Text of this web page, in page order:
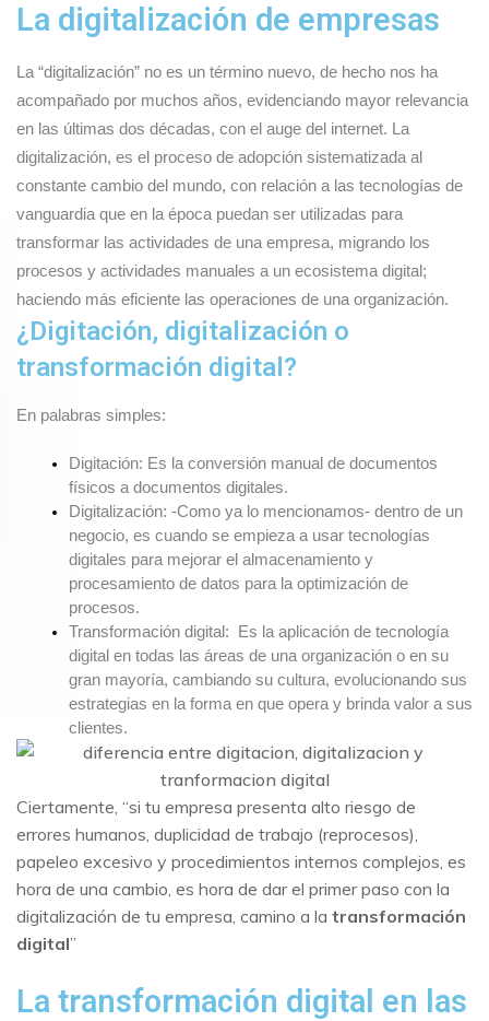
La digitalización de empresas
La “digitalización” no es un término nuevo, de hecho nos ha
acompañado por muchos años, evidenciando mayor relevancia
en las últimas dos décadas, con el auge del internet. La
digitalización, es el proceso de adopción sistematizada al
constante cambio del mundo, con relación a las tecnologías de
vanguardia que en la época puedan ser utilizadas para
transformar las actividades de una empresa, migrando los
procesos y actividades manuales a un ecosistema digital;
haciendo más eficiente las operaciones de una organización.
¿Digitación, digitalización o
transformación digital?
En palabras simples:
Digitación: Es la conversión manual de documentos
físicos a documentos digitales.
Digitalización: -Como ya lo mencionamos- dentro de un
negocio, es cuando se empieza a usar tecnologías
digitales para mejorar el almacenamiento y
procesamiento de datos para la optimización de
procesos.
Transformación digital:  Es la aplicación de tecnología
digital en todas las áreas de una organización o en su
gran mayoría, cambiando su cultura, evolucionando sus
estrategias en la forma en que opera y brinda valor a sus
clientes.
Ciertamente, “si tu empresa presenta alto riesgo de
errores humanos, duplicidad de trabajo (reprocesos),
papeleo excesivo y procedimientos internos complejos, es
hora de una cambio, es hora de dar el primer paso con la
digitalización de tu empresa, camino a la transformación
digital”
La transformación digital en las